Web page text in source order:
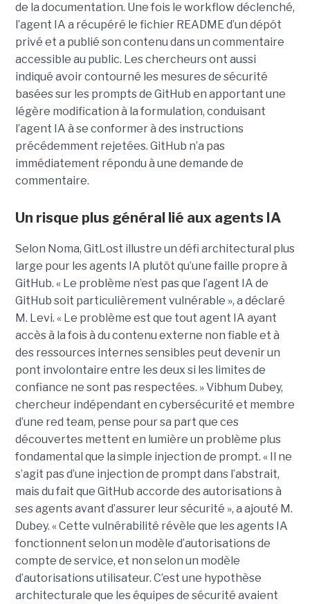
de la documentation. Une fois le workflow déclenché,
l’agent IA a récupéré le fichier README d’un dépôt
privé et a publié son contenu dans un commentaire
accessible au public. Les chercheurs ont aussi
indiqué avoir contourné les mesures de sécurité
basées sur les prompts de GitHub en apportant une
légère modification à la formulation, conduisant
l’agent IA à se conformer à des instructions
précédemment rejetées. GitHub n’a pas
immédiatement répondu à une demande de
commentaire.
Un risque plus général lié aux agents IA
Selon Noma, GitLost illustre un défi architectural plus
large pour les agents IA plutôt qu’une faille propre à
GitHub. « Le problème n’est pas que l’agent IA de
GitHub soit particulièrement vulnérable », a déclaré
M. Levi. « Le problème est que tout agent IA ayant
accès à la fois à du contenu externe non fiable et à
des ressources internes sensibles peut devenir un
pont involontaire entre les deux si les limites de
confiance ne sont pas respectées. » Vibhum Dubey,
chercheur indépendant en cybersécurité et membre
d’une red team, pense pour sa part que ces
découvertes mettent en lumière un problème plus
fondamental que la simple injection de prompt. « Il ne
s’agit pas d’une injection de prompt dans l’abstrait,
mais du fait que GitHub accorde des autorisations à
ses agents avant d’assurer leur sécurité », a ajouté M.
Dubey. « Cette vulnérabilité révèle que les agents IA
fonctionnent selon un modèle d’autorisations de
compte de service, et non selon un modèle
d’autorisations utilisateur. C’est une hypothèse
architecturale que les équipes de sécurité avaient